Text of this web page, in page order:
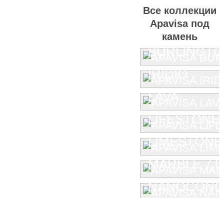
Все коллекции
Apavisa под
камень
IRIDIO
LAVA
LIFESTONE
LIMESTONE
MARBLE 7.0